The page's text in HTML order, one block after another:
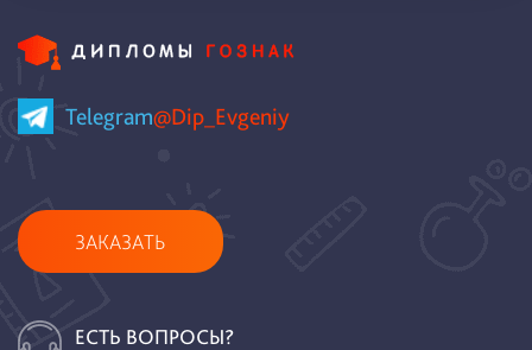
Telegram@Dip_Evgeniy
ЗАКАЗАТЬ
ЕСТЬ ВОПРОСЫ?